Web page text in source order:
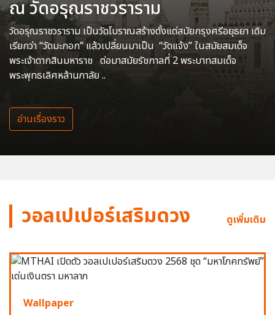
ณ วัดอรุณราชวราราม
วัดอรุณราชวราราม เป็นวัดโบราณสร้างตั้งแต่สมัยกรุงศรีอยุธยา เดิม
เรียกว่า “วัดมะกอก” แล้วเปลี่ยนมาเป็น “วัดแจ้ง” ในสมัยสมเด็จ
พระเจ้าตากสินมหาราช ต่อมาสมัยรัชกาลที่ 2 พระบาทสมเด็จ
พระพุทธเลิศหล้านภาลัย ..
อ่านเรื่องราว
วอลเปเปอร์เสริมดวง ดูเพิ่มเติม
Wallpaper